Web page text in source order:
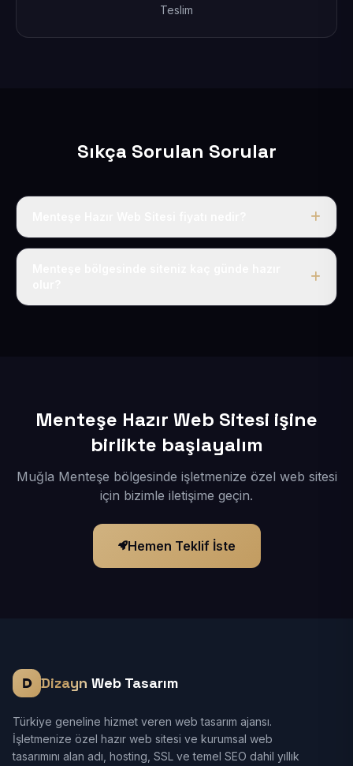
Teslim
Sıkça Sorulan Sorular
Tek fiyat uygulanır: yıllık 50 USD + KDV. Bu bedele alan
Menteşe Hazır Web Sitesi işine
birlikte başlayalım
Muğla Menteşe bölgesinde işletmenize özel web sitesi
için bizimle iletişime geçin.
Hemen Teklif İste
Dizayn Web Tasarım
Türkiye geneline hizmet veren web tasarım ajansı.
İşletmenize özel hazır web sitesi ve kurumsal web
tasarımını alan adı, hosting, SSL ve temel SEO dahil yıllık